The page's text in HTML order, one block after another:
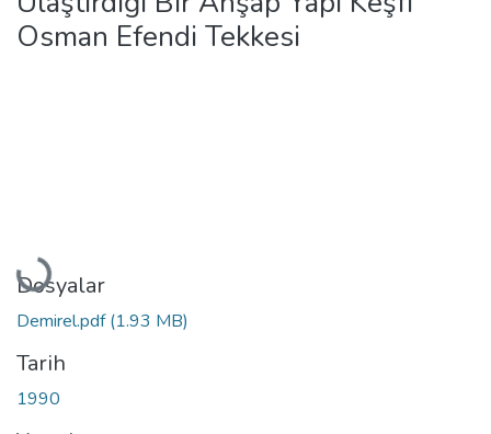
Osman Efendi Tekkesi
Yükleniyor...
Dosyalar
Demirel.pdf(1.93 MB)
Tarih
1990